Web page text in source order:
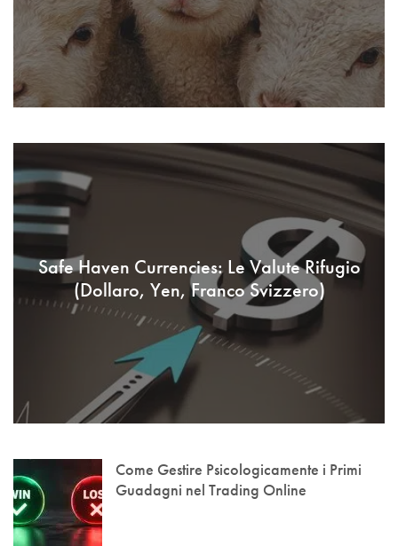
Safe Haven Currencies: Le Valute Rifugio
(Dollaro, Yen, Franco Svizzero)
Come Gestire Psicologicamente i Primi
Guadagni nel Trading Online